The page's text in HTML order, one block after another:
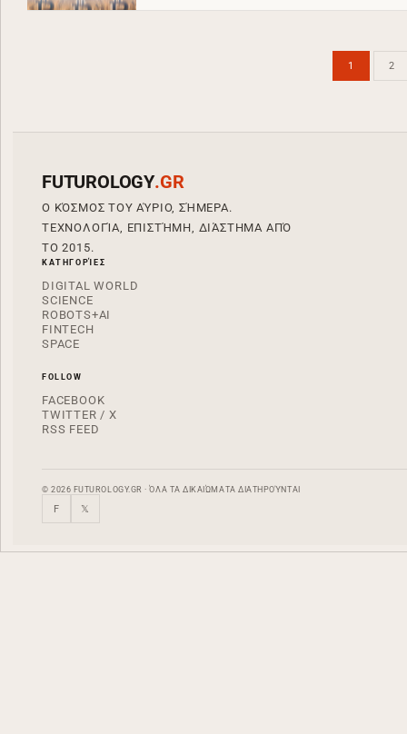
1 2
FUTUROLOGY.GR
Ο ΚΌΣΜΟΣ ΤΟΥ ΑΎΡΙΟ, ΣΉΜΕΡΑ.
ΤΕΧΝΟΛΟΓΊΑ, ΕΠΙΣΤΉΜΗ, ΔΙΆΣΤΗΜΑ ΑΠΌ
ΤΟ 2015.
ΚΑΤΗΓΟΡΊΕΣ
DIGITAL WORLD
SCIENCE
ROBOTS+AI
FINTECH
SPACE
FOLLOW
FACEBOOK
TWITTER / X
RSS FEED
© 2026 FUTUROLOGY.GR · ΌΛΑ ΤΑ ΔΙΚΑΙΏΜΑΤΑ ΔΙΑΤΗΡΟΎΝΤΑΙ
F 𝕏